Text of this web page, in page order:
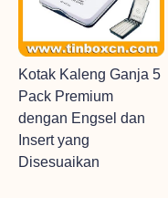
Kotak Kaleng Ganja 5
Pack Premium
dengan Engsel dan
Insert yang
Disesuaikan